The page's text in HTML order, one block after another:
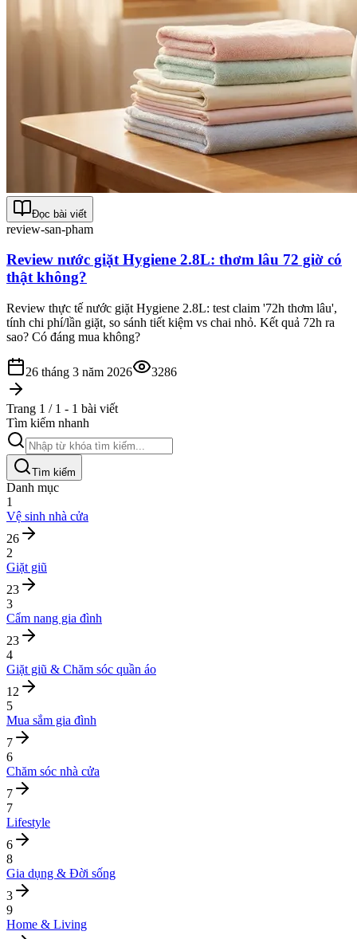
Đọc bài viết
review-san-pham
Review nước giặt Hygiene 2.8L: thơm lâu 72 giờ có
thật không?
Review thực tế nước giặt Hygiene 2.8L: test claim '72h thơm lâu',
tính chi phí/lần giặt, so sánh tiết kiệm vs chai nhỏ. Kết quả 72h ra
sao? Có đáng mua không?
26 tháng 3 năm 2026 3286
Trang 1 / 1 - 1 bài viết
Tìm kiếm nhanh
Tìm kiếm
Danh mục
1
Vệ sinh nhà cửa
26
2
Giặt giũ
23
3
Cẩm nang gia đình
23
4
Giặt giũ & Chăm sóc quần áo
12
5
Mua sắm gia đình
7
6
Chăm sóc nhà cửa
7
7
Lifestyle
6
8
Gia dụng & Đời sống
3
9
Home & Living